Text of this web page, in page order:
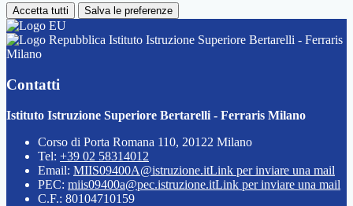
Accetta tutti Salva le preferenze
Istituto Istruzione Superiore Bertarelli - Ferraris
Milano
Contatti
Istituto Istruzione Superiore Bertarelli - Ferraris Milano
Corso di Porta Romana 110, 20122 Milano
Tel: +39 02 58314012
Email: MIIS09400A@istruzione.itLink per inviare una mail
PEC: miis09400a@pec.istruzione.itLink per inviare una mail
C.F.: 80104710159